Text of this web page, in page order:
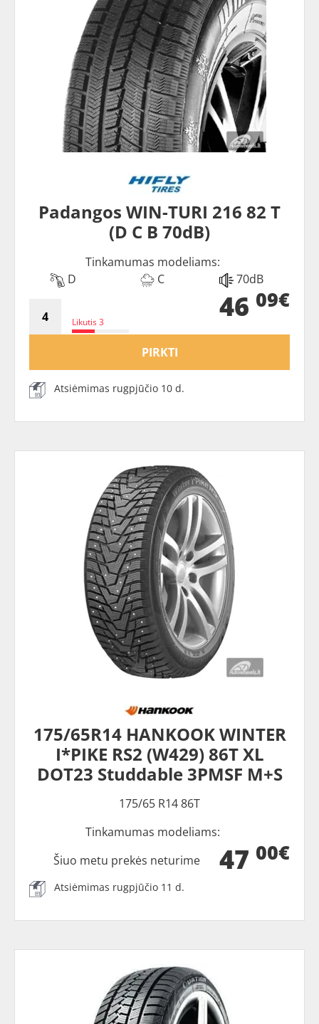
Padangos WIN-TURI 216 82 T
(D C B 70dB)
Tinkamumas modeliams:
D
C 70dB
Likutis 3 46 09€
PIRKTI
Atsiėmimas rugpjūčio 10 d.
175/65R14 HANKOOK WINTER
I*PIKE RS2 (W429) 86T XL
DOT23 Studdable 3PMSF M+S
175/65 R14 86T
Tinkamumas modeliams:
47 00€
Šiuo metu prekės neturime
Atsiėmimas rugpjūčio 11 d.